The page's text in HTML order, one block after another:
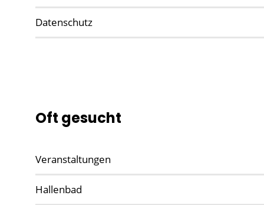
Datenschutz
Oft gesucht
Veranstaltungen
Hallenbad